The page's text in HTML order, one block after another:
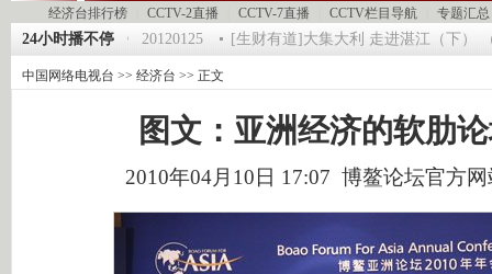
经济台排行榜 CCTV-2直播 CCTV-7直播 CCTV栏目导航 专题汇总
24小时播不停
《第一时间》 20120125 [生财有道]大集大利 走进湛江（下） （
中国网络电视台 >> 经济台 >> 正文
图文：亚洲经济的软肋
2010年04月10日 17:07 博鳌论坛官方